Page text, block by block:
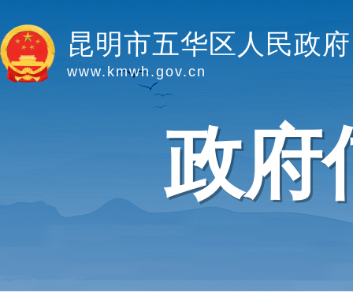
昆明市五华区人民政府
www.kmwh.gov.cn
政府